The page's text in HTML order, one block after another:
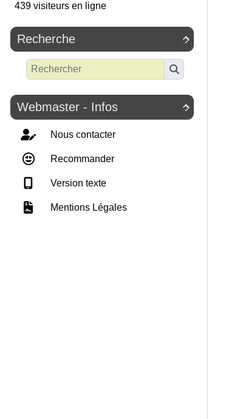
439 visiteurs en ligne

Recherche

Webmaster - Infos
Nous contacter
Recommander
Version texte
Mentions Légales